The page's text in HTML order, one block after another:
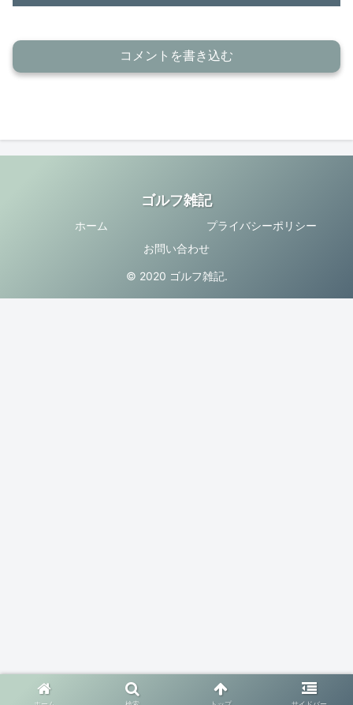
コメントを書き込む
ゴルフ雑記
ホーム
プライバシーポリシー
お問い合わせ
© 2020 ゴルフ雑記.